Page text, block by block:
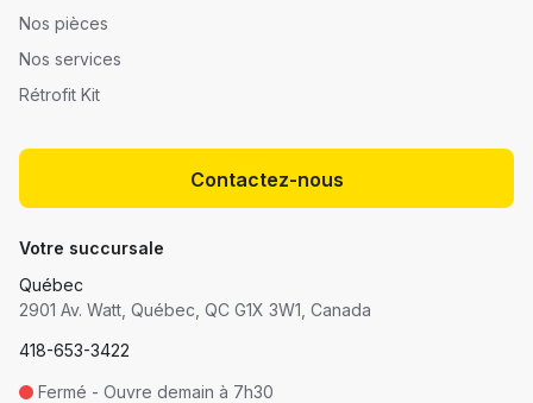
Nos pièces
Nos services
Rétrofit Kit
Contactez-nous
Votre succursale
Québec
2901 Av. Watt, Québec, QC G1X 3W1, Canada
418-653-3422
Fermé - Ouvre demain à 7h30